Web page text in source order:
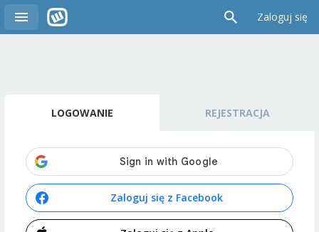
Zaloguj się
LOGOWANIE REJESTRACJA
Zaloguj się z Facebook